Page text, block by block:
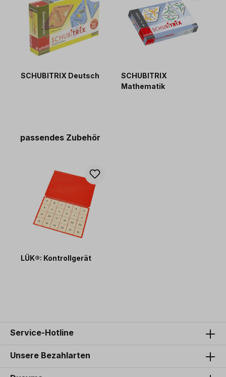
SCHUBITRIX Deutsch
SCHUBITRIX
Mathematik
Produktgalerie überspringen
passendes Zubehör
LÜK®: Kontrollgerät
Service-Hotline
Unsere Bezahlarten